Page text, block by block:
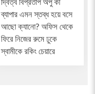
দ্বিত্ব বিপ্রতীপ অপু কী
ব্যাপার এমন স্তব্ধ হয়ে বসে
আছো ক্যানো? অফিস থেকে
ফিরে নিজের রুমে ঢুকে
স্বামীকে রকিং চেয়ারে